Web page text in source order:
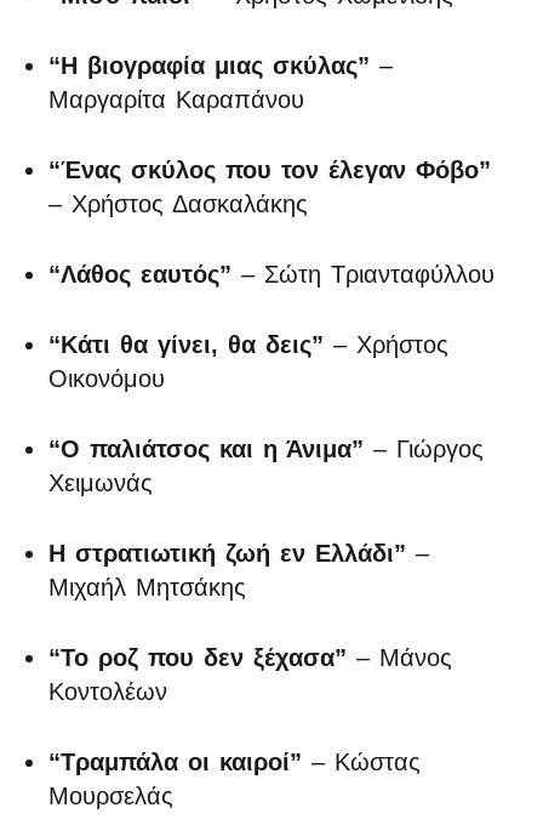
“Η βιογραφία μιας σκύλας” –
Μαργαρίτα Καραπάνου
“Ένας σκύλος που τον έλεγαν Φόβο”
– Χρήστος Δασκαλάκης
“Λάθος εαυτός” – Σώτη Τριανταφύλλου
“Κάτι θα γίνει, θα δεις” – Χρήστος
Οικονόμου
“Ο παλιάτσος και η Άνιμα” – Γιώργος
Χειμωνάς
Η στρατιωτική ζωή εν Ελλάδι” –
Μιχαήλ Μητσάκης
“Το ροζ που δεν ξέχασα” – Μάνος
Κοντολέων
“Τραμπάλα οι καιροί” – Κώστας
Μουρσελάς